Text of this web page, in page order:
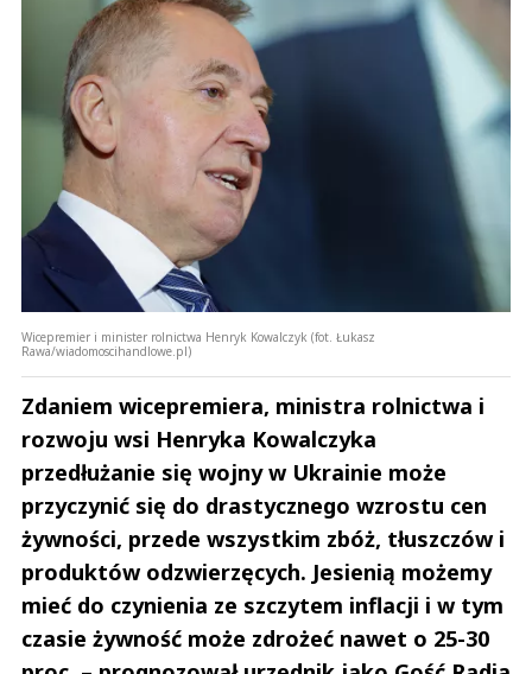
Wicepremier i minister rolnictwa Henryk Kowalczyk (fot. Łukasz
Rawa/wiadomoscihandlowe.pl)
Zdaniem wicepremiera, ministra rolnictwa i
rozwoju wsi Henryka Kowalczyka
przedłużanie się wojny w Ukrainie może
przyczynić się do drastycznego wzrostu cen
żywności, przede wszystkim zbóż, tłuszczów i
produktów odzwierzęcych. Jesienią możemy
mieć do czynienia ze szczytem inflacji i w tym
czasie żywność może zdrożeć nawet o 25-30